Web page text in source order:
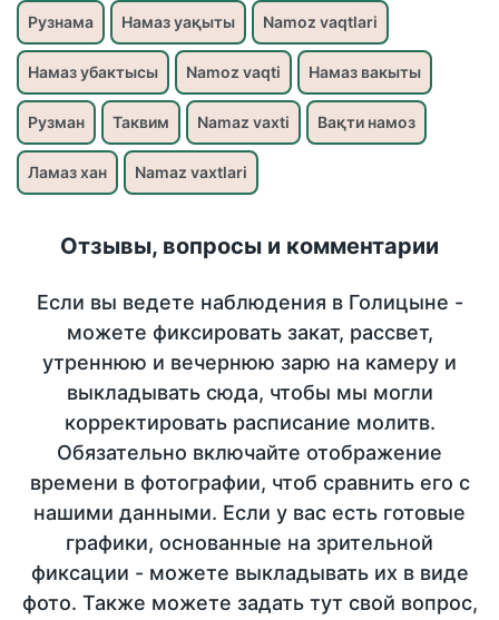
Рузнама Намаз уақыты Namoz vaqtlari
Намаз убактысы Namoz vaqti Намаз вакыты
Рузман Таквим Namaz vaxti Вақти намоз
Ламаз хан Namaz vaxtlari
Отзывы, вопросы и комментарии
Если вы ведете наблюдения в Голицыне -
можете фиксировать закат, рассвет,
утреннюю и вечернюю зарю на камеру и
выкладывать сюда, чтобы мы могли
корректировать расписание молитв.
Обязательно включайте отображение
времени в фотографии, чтоб сравнить его с
нашими данными. Если у вас есть готовые
графики, основанные на зрительной
фиксации - можете выкладывать их в виде
фото. Также можете задать тут свой вопрос,